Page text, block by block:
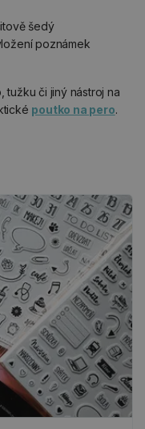
šedý
poznámek
tužku či jiný nástroj na
poutko na pero.